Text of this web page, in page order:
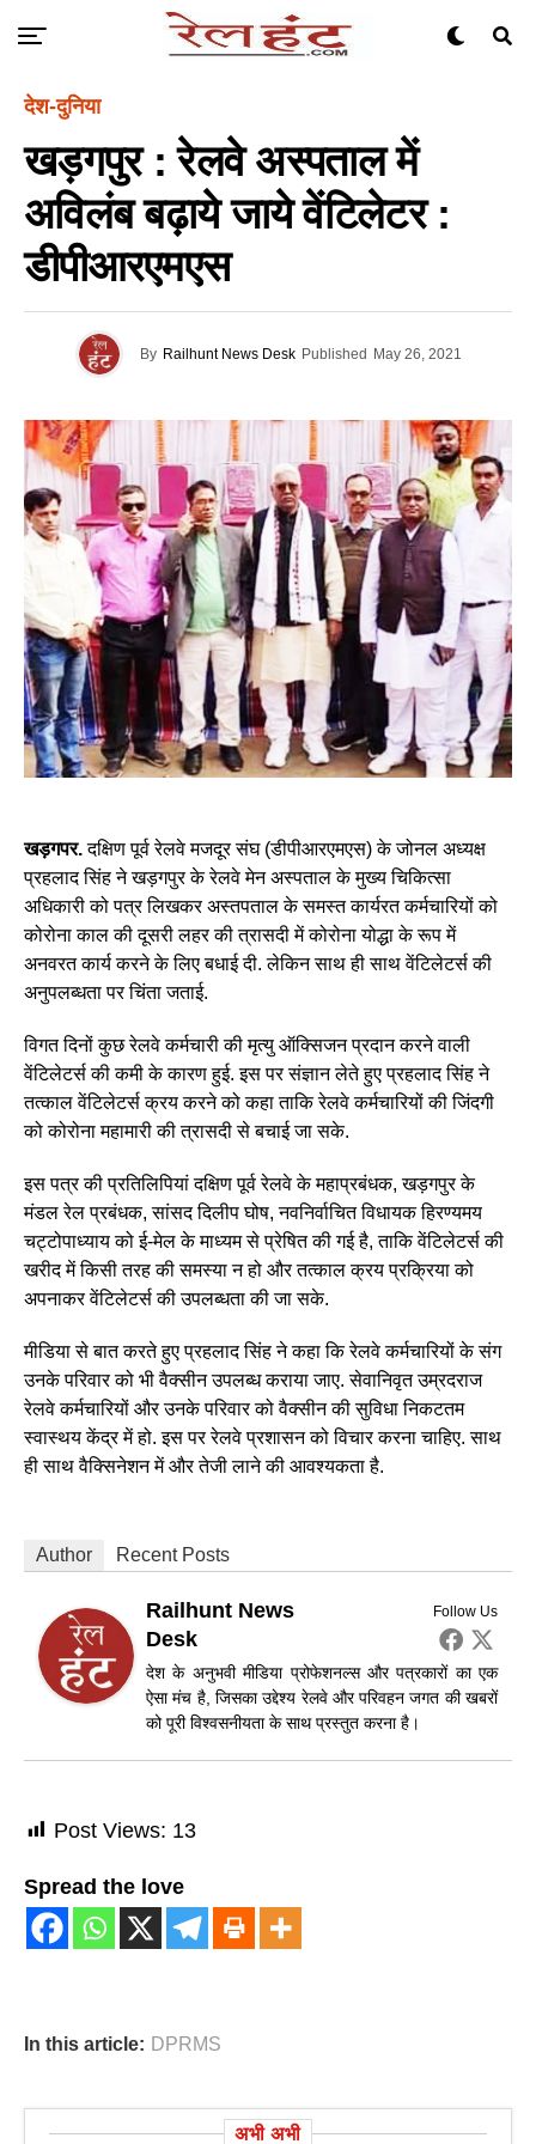
देश-दुनिया
खड़गपुर : रेलवे अस्पताल में
अविलंब बढ़ाये जाये वेंटिलेटर :
डीपीआरएमएस
By Railhunt News Desk Published May 26, 2021
खड़गपर.दक्षिण पूर्व रेलवे मजदूर संघ (डीपीआरएमएस) के जोनल अध्यक्ष
प्रहलाद सिंह ने खड़गपुर के रेलवे मेन अस्पताल के मुख्य चिकित्सा
अधिकारी को पत्र लिखकर अस्तपताल के समस्त कार्यरत कर्मचारियों को
कोरोना काल की दूसरी लहर की त्रासदी में कोरोना योद्धा के रूप में
अनवरत कार्य करने के लिए बधाई दी. लेकिन साथ ही साथ वेंटिलेटर्स की
अनुपलब्धता पर चिंता जताई.
विगत दिनों कुछ रेलवे कर्मचारी की मृत्यु ऑक्सिजन प्रदान करने वाली
वेंटिलेटर्स की कमी के कारण हुई. इस पर संज्ञान लेते हुए प्रहलाद सिंह ने
तत्काल वेंटिलेटर्स क्रय करने को कहा ताकि रेलवे कर्मचारियों की जिंदगी
को कोरोना महामारी की त्रासदी से बचाई जा सके.
इस पत्र की प्रतिलिपियां दक्षिण पूर्व रेलवे के महाप्रबंधक, खड़गपुर के
मंडल रेल प्रबंधक, सांसद दिलीप घोष, नवनिर्वाचित विधायक हिरण्यमय
चट्टोपाध्याय को ई-मेल के माध्यम से प्रेषित की गई है, ताकि वेंटिलेटर्स की
खरीद में किसी तरह की समस्या न हो और तत्काल क्रय प्रक्रिया को
अपनाकर वेंटिलेटर्स की उपलब्धता की जा सके.
मीडिया से बात करते हुए प्रहलाद सिंह ने कहा कि रेलवे कर्मचारियों के संग
उनके परिवार को भी वैक्सीन उपलब्ध कराया जाए. सेवानिवृत उम्रदराज
रेलवे कर्मचारियों और उनके परिवार को वैक्सीन की सुविधा निकटतम
स्वास्थय केंद्र में हो. इस पर रेलवे प्रशासन को विचार करना चाहिए. साथ
ही साथ वैक्सिनेशन में और तेजी लाने की आवश्यकता है.
Author Recent Posts
Follow Us
Railhunt News
Desk
देश के अनुभवी मीडिया प्रोफेशनल्स और पत्रकारों का एक
ऐसा मंच है, जिसका उद्देश्य रेलवे और परिवहन जगत की खबरों
को पूरी विश्वसनीयता के साथ प्रस्तुत करना है।
Post Views: 13
Spread the love
In this article: DPRMS
अभी अभी